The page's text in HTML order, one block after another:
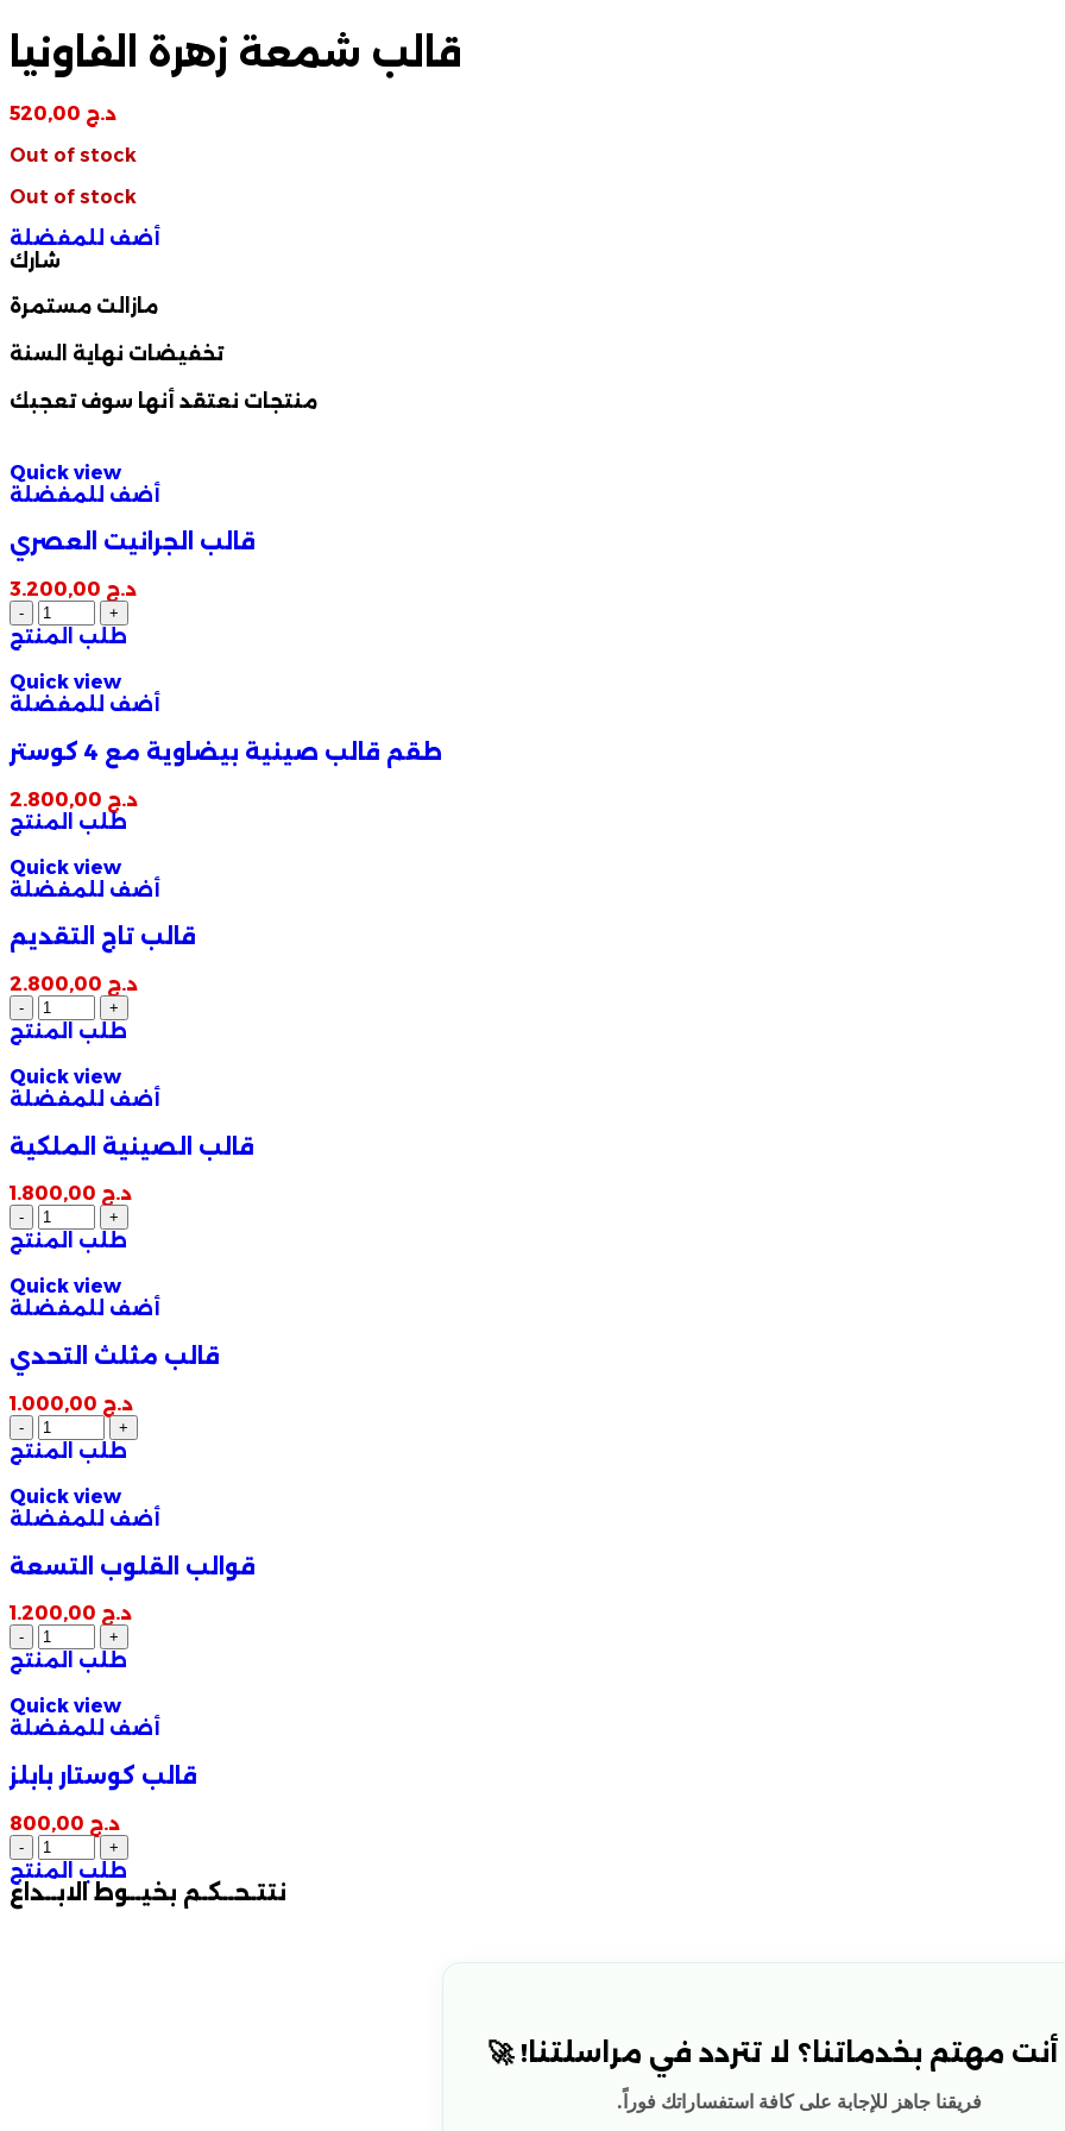
قالب شمعة زهرة الفاونيا
د.ج
Out of stock
Out of stock
أضف للمفضلة
شارك
مازالت مستمرة
تخفيضات نهاية السنة
منتجات نعتقد أنها سوف تعجبك
Quick view
أضف للمفضلة
قالب الجرانيت العصري
د.ج
طلب المنتج
Quick view
أضف للمفضلة
طقم قالب صينية بيضاوية مع 4 كوستر
د.ج
طلب المنتج
Quick view
أضف للمفضلة
قالب تاج التقديم
د.ج
طلب المنتج
Quick view
أضف للمفضلة
قالب الصينية الملكية
د.ج
طلب المنتج
Quick view
أضف للمفضلة
قالب مثلث التحدي
د.ج
طلب المنتج
Quick view
أضف للمفضلة
قوالب القلوب التسعة
د.ج
طلب المنتج
Quick view
أضف للمفضلة
قالب كوستار بابلز
د.ج
طلب المنتج
نتتـحــكـم بخيــوط الابــداع
مهتم بخدماتنا؟ لا تتردد في مراسلتنا! 🚀
فريقنا جاهز للإجابة على كافة استفساراتك فوراً.